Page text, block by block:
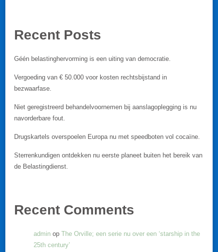
Recent Posts
Géén belastinghervorming is een uiting van democratie.
Vergoeding van € 50.000 voor kosten rechtsbijstand in
bezwaarfase.
Niet geregistreerd behandelvoornemen bij aanslagoplegging is nu
navorderbare fout.
Drugskartels overspoelen Europa nu met speedboten vol cocaïne.
Sterrenkundigen ontdekken nu eerste planeet buiten het bereik van
de Belastingdienst.
Recent Comments
admin op The Orville; een serie nu over een ‘starship in the
25th century’